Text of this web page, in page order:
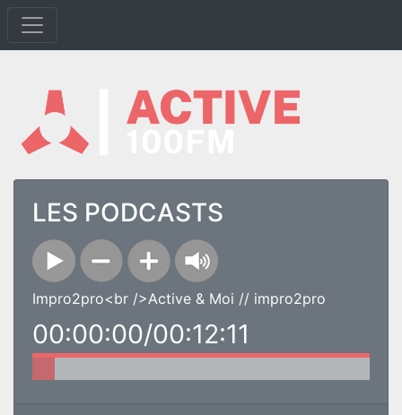
LES PODCASTS
Impro2pro<br />Active & Moi // impro2pro
00:00:00/00:12:11